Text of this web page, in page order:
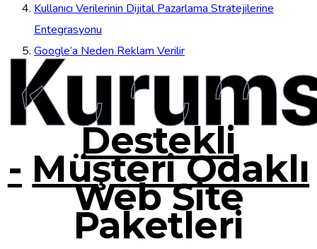
Kullanıcı Verilerinin Dijital Pazarlama Stratejilerine
Entegrasyonu
Google’a Neden Reklam Verilir
Destekli
- Müşteri Odaklı
Web Site
Paketleri